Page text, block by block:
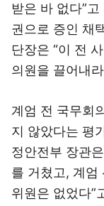
받은 바 없다”
권으로 증인 채
단장은 “이 전
의원을 끌어내
계엄 전 국무회
지 않았다는 평
정안전부 장관
를 거쳤고, 계엄
위원은 없었다”